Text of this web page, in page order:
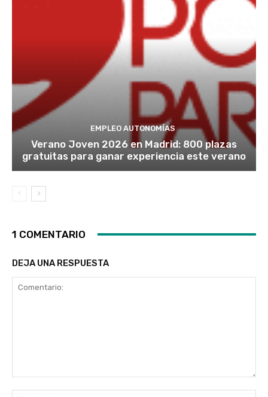
EMPLEO AUTONOMÍAS
Verano Joven 2026 en Madrid: 800 plazas
gratuitas para ganar experiencia este verano
1 COMENTARIO
DEJA UNA RESPUESTA